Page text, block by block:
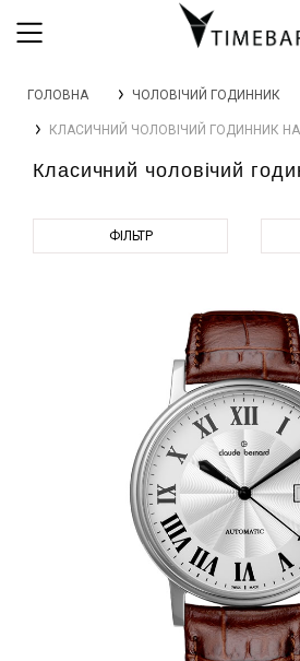
044 392 44 45
067 344 14 44
0 800 305 805
ГОЛОВНА ЧОЛОВІЧИЙ ГОДИННИК
КЛАСИЧНИЙ ЧОЛОВІЧИЙ ГОДИННИК НА
Класичний чоловічий
ФІЛЬТР